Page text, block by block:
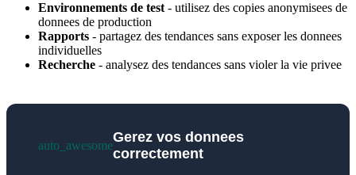
Environnements de test - utilisez des copies anonymisees de
donnees de production
Rapports - partagez des tendances sans exposer les donnees
individuelles
Recherche - analysez des tendances sans violer la vie privee
auto_awesome
Gerez vos donnees
correctement